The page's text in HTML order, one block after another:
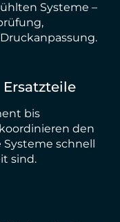
Systeme –
bis
den
schnell
sind.